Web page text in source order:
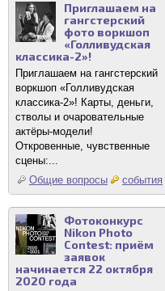
Приглашаем на
гангстерский
фото воркшоп
«Голливудская
классика-2»!
Приглашаем на гангстерский
воркшоп «Голливудская
классика-2»! Карты, деньги,
стволы и очаровательные
актёры-модели!
Откровенные, чувственные
сцены:...
Общие вопросы
события
Фотоконкурс
Nikon Photo
Contest: приём
заявок
начинается 22 октября
2020 года